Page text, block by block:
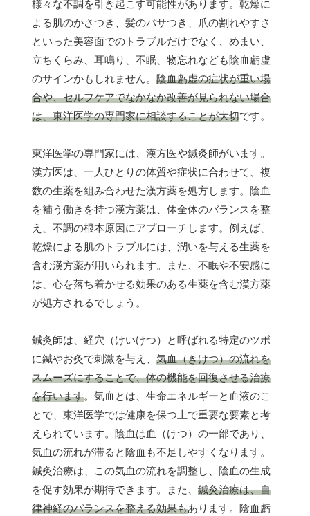
様々な不調を引き起こす可能性があります。乾燥に
よる肌のかさつき、髪のパサつき、爪の割れやすさ
といった美容面でのトラブルだけでなく、めまい、
立ちくらみ、耳鳴り、不眠、物忘れなども陰血虧虚
のサインかもしれません。 陰血虧虚の症状が重い場
合や、セルフケアでなかなか改善が見られない場合
は、東洋医学の専門家に相談することが大切です。
東洋医学の専門家には、漢方医や鍼灸師がいます。
漢方医は、一人ひとりの体質や症状に合わせて、複
数の生薬を組み合わせた漢方薬を処方します。陰血
を補う働きを持つ漢方薬は、体全体のバランスを整
え、不調の根本原因にアプローチします。例えば、
乾燥による肌のトラブルには、潤いを与える生薬を
含む漢方薬が用いられます。また、不眠や不安感に
は、心を落ち着かせる効果のある生薬を含む漢方薬
が処方されるでしょう。
鍼灸師は、経穴（けいけつ）と呼ばれる特定のツボ
に鍼やお灸で刺激を与え、 気血（きけつ）の流れを
スムーズにすることで、体の機能を回復させる治療
を行います。気血とは、生命エネルギーと血液のこ
とで、東洋医学では健康を保つ上で重要な要素と考
えられています。陰血は血（けつ）の一部であり、
気血の流れが滞ると陰血も不足しやすくなります。
鍼灸治療は、この気血の流れを調整し、陰血の生成
を促す効果が期待できます。また、 鍼灸治療は、自
律神経のバランスを整える効果もあります。陰血虧